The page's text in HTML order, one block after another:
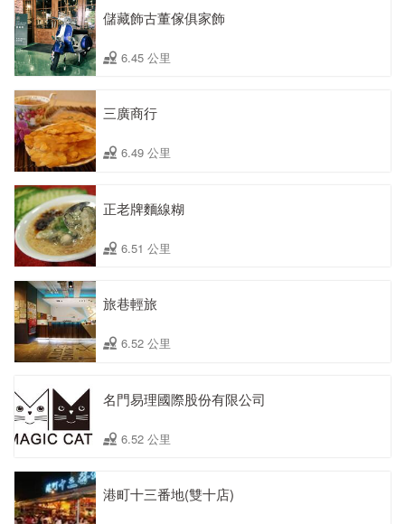
儲藏飾古董傢俱家飾
6.45 公里
三廣商行
6.49 公里
正老牌麵線糊
6.51 公里
旅巷輕旅
6.52 公里
名門易理國際股份有限公司
6.52 公里
港町十三番地(雙十店)